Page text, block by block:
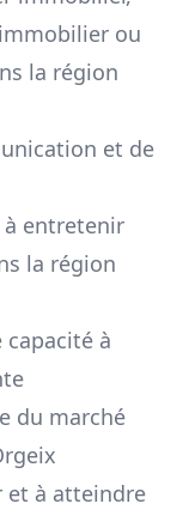
ou
la région
et de
entretenir
la région
à
du marché
et à atteindre